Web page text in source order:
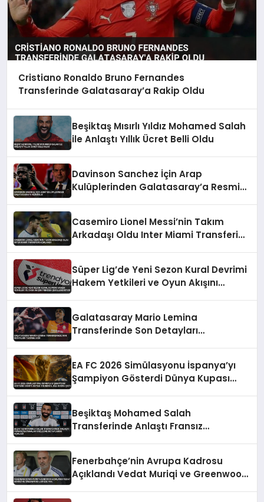
Cristiano Ronaldo Bruno Fernandes
Transferinde Galatasaray’a Rakip Oldu
Beşiktaş Mısırlı Yıldız Mohamed Salah
ile Anlaştı Yıllık Ücret Belli Oldu
Davinson Sanchez İçin Arap
Kulüplerinden Galatasaray’a Resmi
Casemiro Lionel Messi’nin Takım
Arkadaşı Oldu Inter Miami Transferi
Süper Lig’de Yeni Sezon Kural Devrimi
Hakem Yetkileri ve Oyun Akışını
Galatasaray Mario Lemina
Transferinde Son Detayları
EA FC 2026 Simülasyonu İspanya’yı
Şampiyon Gösterdi Dünya Kupası
Beşiktaş Mohamed Salah
Transferinde Anlaştı Fransız
Fenerbahçe’nin Avrupa Kadrosu
Açıklandı Vedat Muriqi ve Greenwood